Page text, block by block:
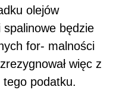
olejów
będzie
for- malności
więc z
podatku.